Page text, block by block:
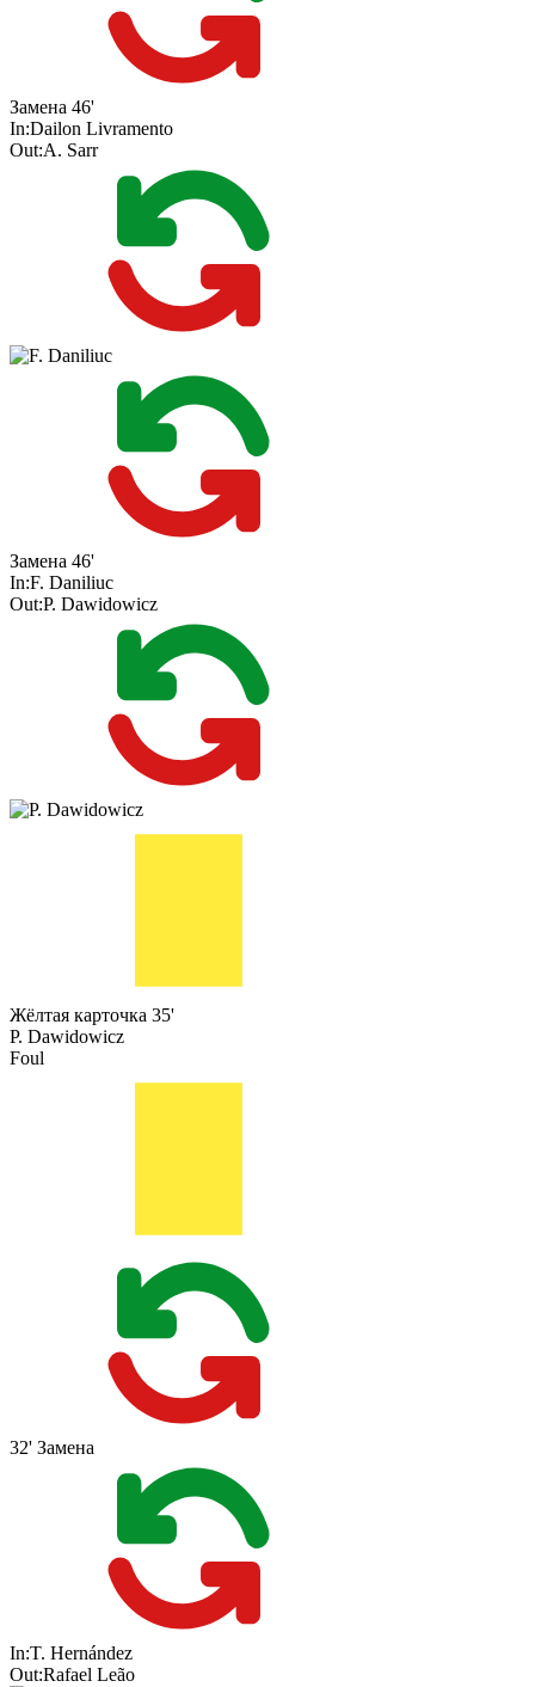
Замена 46'
In:Dailon Livramento
Out:A. Sarr
Замена 46'
In:F. Daniliuc
Out:P. Dawidowicz
Жёлтая карточка 35'
P. Dawidowicz
Foul
32' Замена
In:T. Hernández
Out:Rafael Leão